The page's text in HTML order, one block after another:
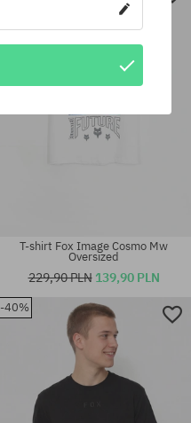
M; XL
Dostępne rozmiary:
T-shirt Fox Image Cosmo Mw
Oversized
229,90 PLN 139,90 PLN
-40%